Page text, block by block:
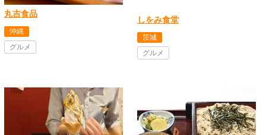
丸吉食品
沖縄
グルメ
しをみ食堂
茨城
グルメ